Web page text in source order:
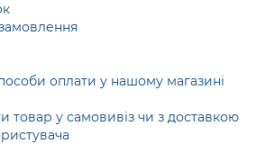
оплати у нашому магазині
товар у самовивіз чи з доставкою